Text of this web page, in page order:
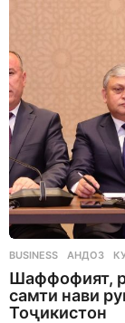
BUSINESS АНДОЗ ,
Шаффофият,
самти нави
Тоҷикистон